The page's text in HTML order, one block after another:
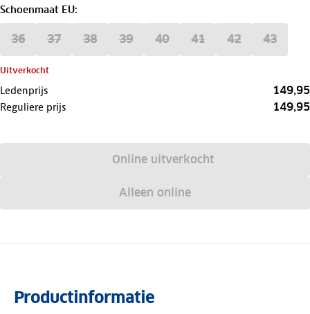
Schoenmaat EU:
36 37 38 39 40 41 42 43
Uitverkocht
Ledenprijs 149,95
Reguliere prijs 149,95
Online uitverkocht
Alleen online
Productinformatie